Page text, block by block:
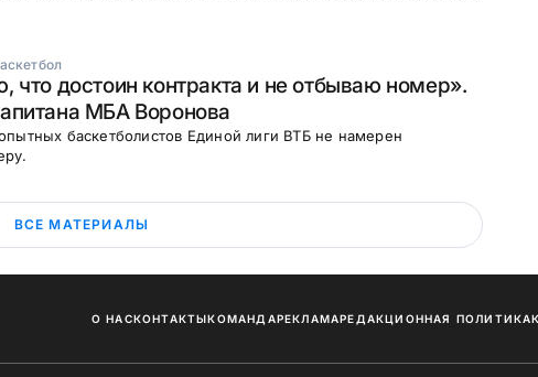
что достоин контракта и не отбываю номер».
МБА Воронова
баскетболистов Единой лиги ВТБ не намерен
ВСЕ МАТЕРИАЛЫ
О НАСКОНТАКТЫКОМАНДАРЕКЛАМАРЕДАКЦИОННАЯ ПОЛИТИКА